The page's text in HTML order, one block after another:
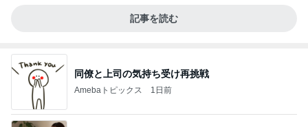
記事を読む
同僚と上司の気持ち受け再挑戦
Amebaトピックス 1日前